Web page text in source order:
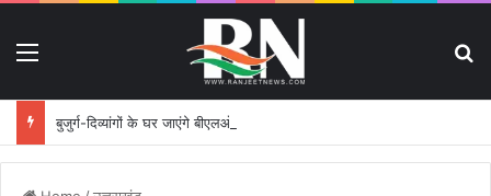
बुजुर्ग-दिव्यांगों के घर जाएंगे बीएलओ, करेंगे नोटिसों का निस्तारण